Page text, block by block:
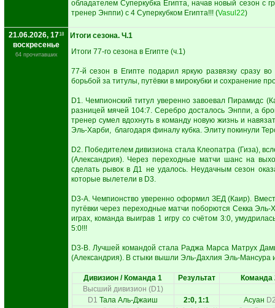
обладателем Суперкубка Египта, начав новый сезон
тренер Энппи) с 4 Суперкубком Египта!!! (Vasul22)
21.06.2026, 1718
воскресенье
64 прочитавших
Итоги сезона. Ч.1
Итоги 77-го сезона в Египте (ч.1)
77-й сезон в Египте подарил яркую развязку сразу
борьбой за титулы, путёвки в мирокубки и сохранение
D1. Чемпионский титул уверенно завоевал Пирамидс
разницей мячей 104:7. Серебро досталось Энппи, а
тренер сумел вдохнуть в команду новую жизнь и
Эль-Харби, благодаря финалу кубка. Элиту покинули
D2. Победителем дивизиона стала Клеопатра (Гиза),
(Александрия). Через переходные матчи шанс на
сделать рывок в Д1 не удалось. Неудачным сезон
которые вылетели в D3.
D3-A. Чемпионство уверенно оформил ЗЕД (Каир).
путёвки через переходные матчи поборются Секка
играх, команда выиграв 1 игру со счётом 3:0,
5:0!!!
D3-B. Лучшей командой стала Раджа Марса Матрух
(Александрия). В стыки вышли Эль-Дахлия Эль-Мансура
Дивизион / Команда 1 Результат
Команда
Высший дивизион (D1)
D1 Тала Аль-Джаиш 2:0, 1:1 Асуан